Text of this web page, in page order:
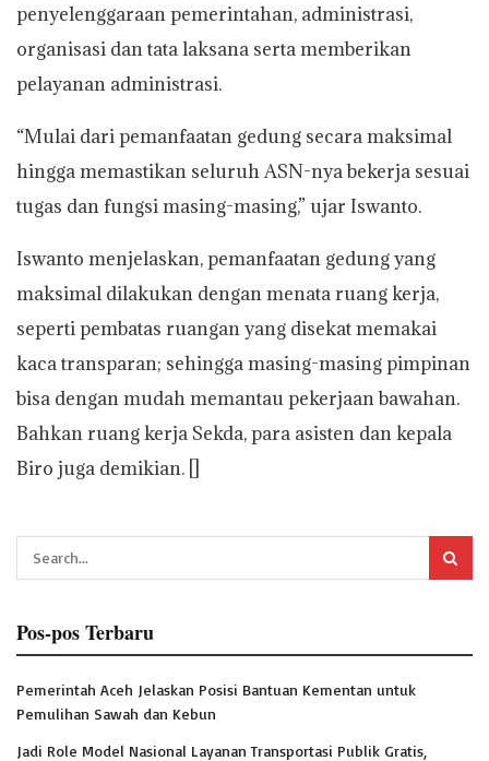
penyelenggaraan pemerintahan, administrasi,
organisasi dan tata laksana serta memberikan
pelayanan administrasi.
“Mulai dari pemanfaatan gedung secara maksimal
hingga memastikan seluruh ASN-nya bekerja sesuai
tugas dan fungsi masing-masing,” ujar Iswanto.
Iswanto menjelaskan, pemanfaatan gedung yang
maksimal dilakukan dengan menata ruang kerja,
seperti pembatas ruangan yang disekat memakai
kaca transparan; sehingga masing-masing pimpinan
bisa dengan mudah memantau pekerjaan bawahan.
Bahkan ruang kerja Sekda, para asisten dan kepala
Biro juga demikian. []
Pos-pos Terbaru
Pemerintah Aceh Jelaskan Posisi Bantuan Kementan untuk
Pemulihan Sawah dan Kebun
Jadi Role Model Nasional Layanan Transportasi Publik Gratis,